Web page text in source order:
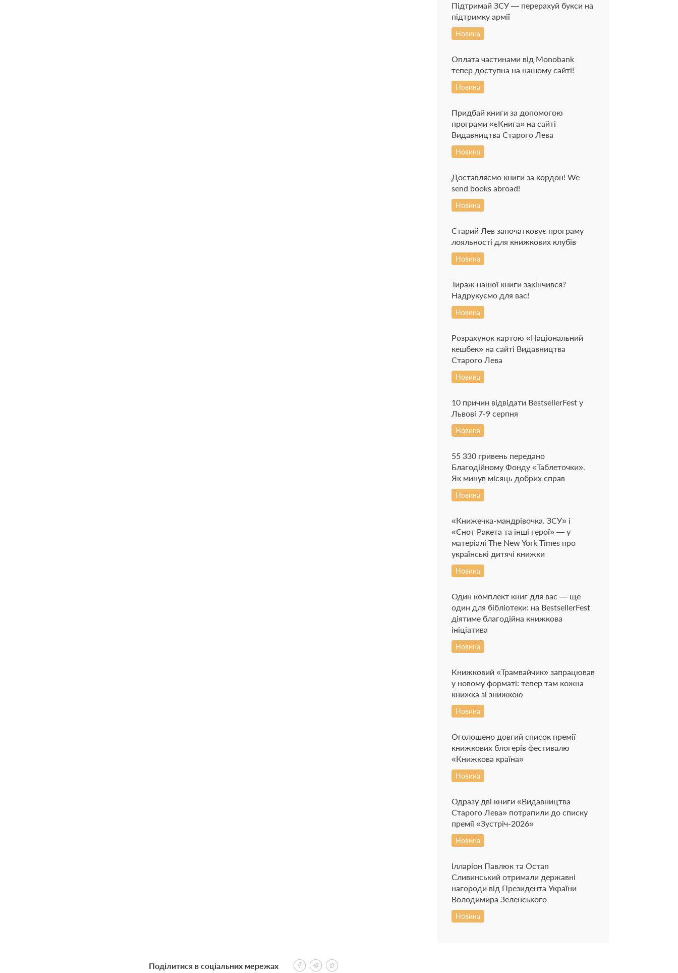
Підтримай ЗСУ — перерахуй букси на
підтримку армії
Новина
Оплата частинами від Monobank
тепер доступна на нашому сайті!
Новина
Придбай книги за допомогою
програми «єКнига» на сайті
Видавництва Старого Лева
Новина
Доставляємо книги за кордон! We
send books abroad!
Новина
Старий Лев започатковує програму
лояльності для книжкових клубів
Новина
Тираж нашої книги закінчився?
Надрукуємо для вас!
Новина
Розрахунок картою «Національний
кешбек» на сайті Видавництва
Старого Лева
Новина
10 причин відвідати BestsellerFest у
Львові 7-9 серпня
Новина
55 330 гривень передано
Благодійному Фонду «Таблеточки».
Як минув місяць добрих справ
Новина
«Книжечка-мандрівочка. ЗСУ» і
«Єнот Ракета та інші герої» — у
матеріалі The New York Times про
українські дитячі книжки
Новина
Один комплект книг для вас — ще
один для бібліотеки: на BestsellerFest
діятиме благодійна книжкова
ініціатива
Новина
Книжковий «Трамвайчик» запрацював
у новому форматі: тепер там кожна
книжка зі знижкою
Новина
Оголошено довгий список премії
книжкових блогерів фестивалю
«Книжкова країна»
Новина
Одразу дві книги «Видавництва
Старого Лева» потрапили до списку
премії «Зустріч-2026»
Новина
Ілларіон Павлюк та Остап
Сливинський отримали державні
нагороди від Президента України
Володимира Зеленського
Новина
Поділитися в соціальних мережах